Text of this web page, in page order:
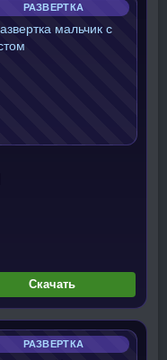
РАЗВЕРТКА
Скачать
РАЗВЕРТКА